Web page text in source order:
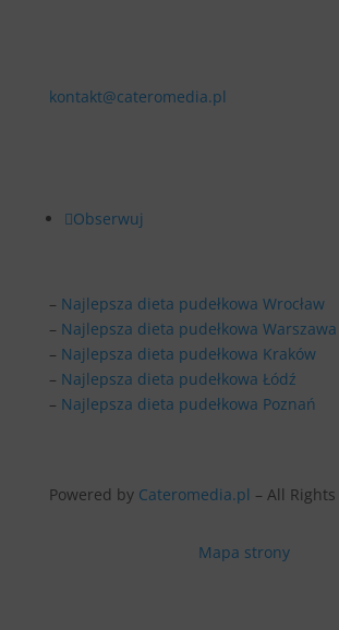
kontakt@cateromedia.pl
Obserwuj
– Najlepsza dieta pudełkowa Wrocław
– Najlepsza dieta pudełkowa Warszawa
– Najlepsza dieta pudełkowa Kraków
– Najlepsza dieta pudełkowa Łódź
– Najlepsza dieta pudełkowa Poznań
Powered by Cateromedia.pl – All
Mapa strony